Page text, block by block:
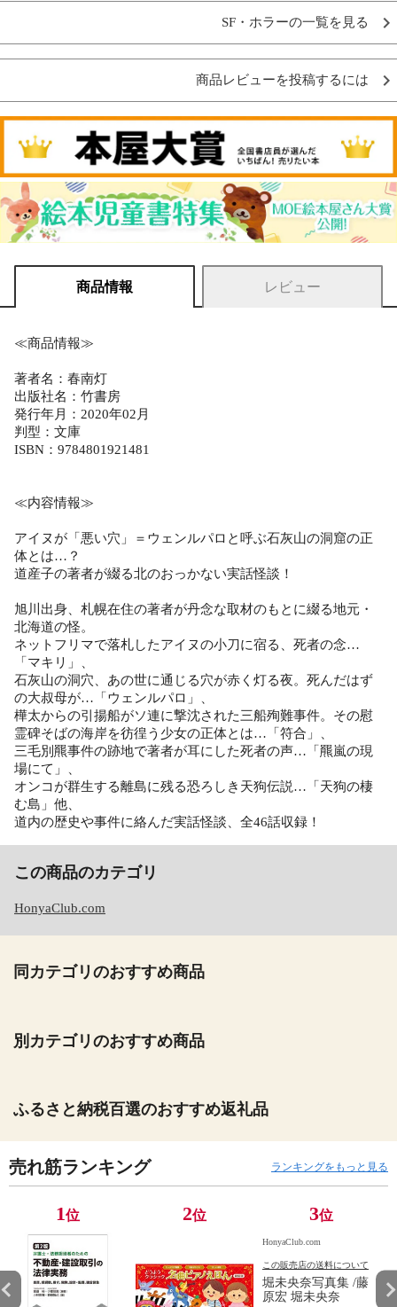
SF・ホラーの一覧を見る
商品レビューを投稿するには
商品情報 レビュー
≪商品情報≫
著者名：春南灯
出版社名：竹書房
発行年月：2020年02月
判型：文庫
ISBN：9784801921481
≪内容情報≫
アイヌが「悪い穴」＝ウェンルパロと呼ぶ石灰山の洞窟の正
体とは…？
道産子の著者が綴る北のおっかない実話怪談！
旭川出身、札幌在住の著者が丹念な取材のもとに綴る地元・
北海道の怪。
ネットフリマで落札したアイヌの小刀に宿る、死者の念…
「マキリ」、
石灰山の洞穴、あの世に通じる穴が赤く灯る夜。死んだはず
の大叔母が…「ウェンルパロ」、
樺太からの引揚船がソ連に撃沈された三船殉難事件。その慰
霊碑そばの海岸を彷徨う少女の正体とは…「符合」、
三毛別羆事件の跡地で著者が耳にした死者の声…「羆嵐の現
場にて」、
オンコが群生する離島に残る恐ろしき天狗伝説…「天狗の棲
む島」他、
道内の歴史や事件に絡んだ実話怪談、全46話収録！
この商品のカテゴリ
HonyaClub.com
同カテゴリのおすすめ商品
別カテゴリのおすすめ商品
ふるさと納税百選のおすすめ返礼品
売れ筋ランキング ランキングをもっと見る
1位 2位 3位
HonyaClub.com
この販売店の送料について
堀未央奈写真集 /藤
原宏 堀未央奈